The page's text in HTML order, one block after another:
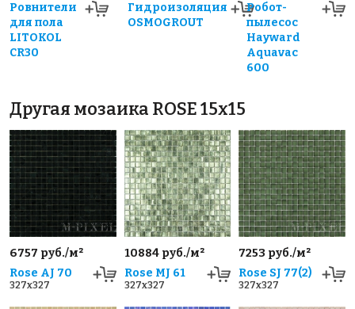
Ровнители
для пола
LITOKOL
CR30
Гидроизоляция
OSMOGROUT
Робот-
пылесос
Hayward
Aquavac
600
Другая мозаика ROSE 15x15
6757 руб./м²
Rose AJ 70
327x327
10884 руб./м²
Rose MJ 61
327x327
7253 руб./м²
Rose SJ 77(2)
327x327